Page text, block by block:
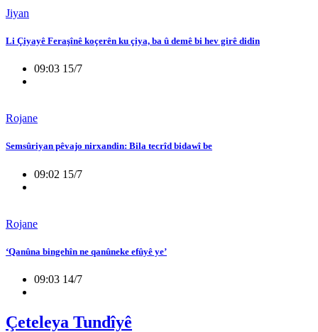
Jiyan
Li Çiyayê Feraşînê koçerên ku çiya, ba û demê bi hev girê didin
09:03 15/7
Rojane
Semsûriyan pêvajo nirxandin: Bila tecrîd bidawî be
09:02 15/7
Rojane
‘Qanûna bingehîn ne qanûneke efûyê ye’
09:03 14/7
Çeteleya Tundîyê